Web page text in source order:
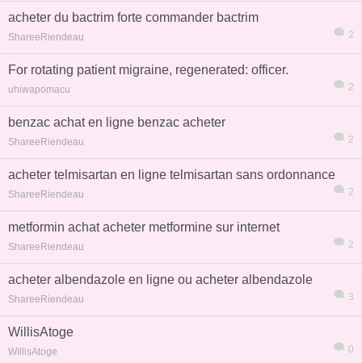
acheter du bactrim forte commander bactrim
ShareeRiendeau 2
For rotating patient migraine, regenerated: officer.
uhiwapomacu 2
benzac achat en ligne benzac acheter
ShareeRiendeau 2
acheter telmisartan en ligne telmisartan sans ordonnance
ShareeRiendeau 2
metformin achat acheter metformine sur internet
ShareeRiendeau 2
acheter albendazole en ligne ou acheter albendazole
ShareeRiendeau 3
WillisAtoge
WillisAtoge 0